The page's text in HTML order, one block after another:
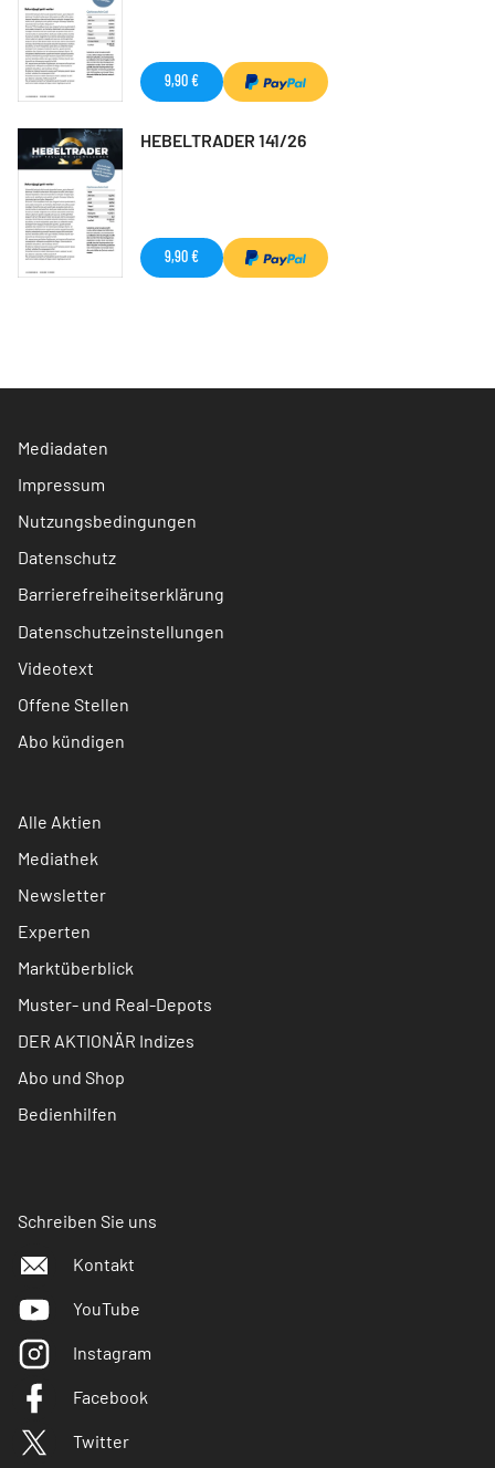
9,90 €
HEBELTRADER 141/26
9,90 €
Mediadaten
Impressum
Nutzungsbedingungen
Datenschutz
Barrierefreiheitserklärung
Datenschutzeinstellungen
Videotext
Offene Stellen
Abo kündigen
Alle Aktien
Mediathek
Newsletter
Experten
Marktüberblick
Muster- und Real-Depots
DER AKTIONÄR Indizes
Abo und Shop
Bedienhilfen
Schreiben Sie uns
Kontakt
YouTube
Instagram
Facebook
Twitter